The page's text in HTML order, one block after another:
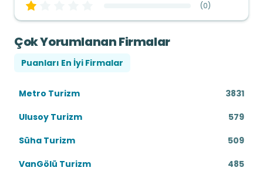
(0)
Çok Yorumlanan Firmalar
Puanları En İyi Firmalar
Metro Turizm
3831
Ulusoy Turizm
579
Süha Turizm
509
VanGölü Turizm
485